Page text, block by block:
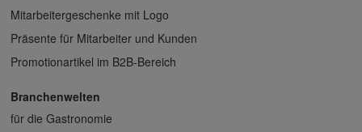
Mitarbeitergeschenke mit Logo
Präsente für Mitarbeiter und Kunden
Promotionartikel im B2B-Bereich
Branchenwelten
für die Gastronomie